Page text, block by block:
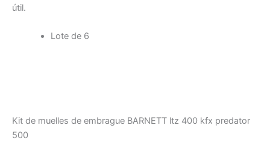
útil.
Lote de 6
Kit de muelles de embrague BARNETT ltz 400 kfx predator
500